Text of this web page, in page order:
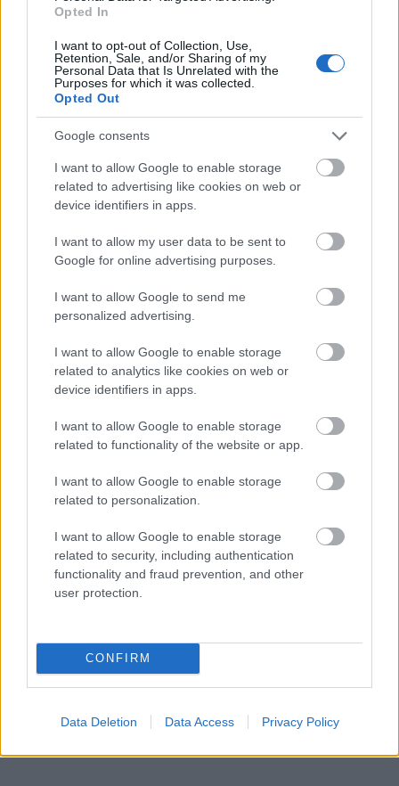
Opted In
I want to opt-out of Collection, Use,
Retention, Sale, and/or Sharing of my
Personal Data that Is Unrelated with the
Purposes for which it was collected.
Opted Out
Google consents
I want to allow Google to enable storage
related to advertising like cookies on web or
device identifiers in apps.
I want to allow my user data to be sent to
Google for online advertising purposes.
I want to allow Google to send me
personalized advertising.
I want to allow Google to enable storage
related to analytics like cookies on web or
device identifiers in apps.
I want to allow Google to enable storage
related to functionality of the website or app.
I want to allow Google to enable storage
related to personalization.
I want to allow Google to enable storage
related to security, including authentication
functionality and fraud prevention, and other
user protection.
CONFIRM
Data Deletion Data Access Privacy Policy